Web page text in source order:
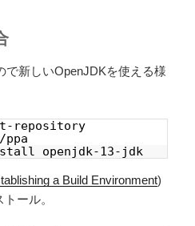
で新しいOpenJDKを使える様
repository
openjdk-13-jdk
a Build Environment)
ール。